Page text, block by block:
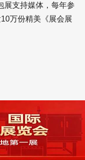
展支持媒体，每年参
万份精美《展会展